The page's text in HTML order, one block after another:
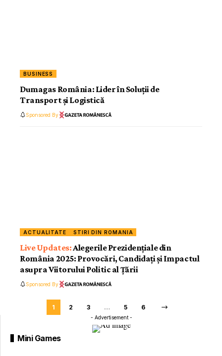
BUSINESS
Dumagas România: Lider în Soluții de
Transport și Logistică
Sponsored By
ACTUALITATE STIRI DIN ROMANIA
Alegerile Prezidențiale din
România 2025: Provocări, Candidați și Impactul
asupra Viitorului Politic al Țării
Sponsored By
1 2 3 … 5 6
- Advertisement -
Mini Games